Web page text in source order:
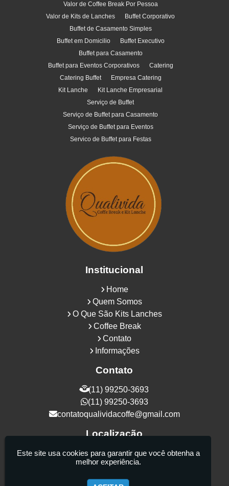
Valor de Coffee Break Por Pessoa
Valor de Kits de Lanches
Buffet Corporativo
Buffet de Casamento Simples
Buffet em Domicilio
Buffet Executivo
Buffet para Casamento
Buffet para Eventos Corporativos
Catering
Catering Buffet
Empresa Catering
Kit Lanche
Kit Lanche Empresarial
Serviço de Buffet
Serviço de Buffet para Casamento
Serviço de Buffet para Eventos
Servico de Buffet para Festas
Institucional
Home
Quem Somos
O Que São Kits Lanches
Coffee Break
Contato
Informações
Contato
(11) 99250-3693
(11) 99250-3693
contatoqualividacoffe@gmail.com
Localização
Rua Samurais, 27 - Vila Maria Alta - São
Paulo / SP - CEP: 02130-080
Este site usa cookies para garantir que você obtenha a
melhor experiência.